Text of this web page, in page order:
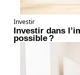
Investir
Investir dans
possible ?